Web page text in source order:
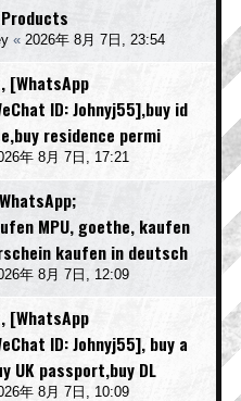
« 2026年 8月 7日, 23:54
[WhatsApp
ID: Johnyj55],buy id
residence permi
年 8月 7日, 17:21
MPU, goethe, kaufen
kaufen in deutsch
年 8月 7日, 12:09
[WhatsApp
ID: Johnyj55], buy a
UK passport,buy DL
年 8月 7日, 10:09